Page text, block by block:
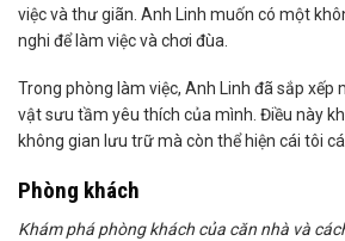
việc và thư giãn. Anh Linh muốn có một
nghi để làm việc và chơi đùa.
Trong phòng làm việc, Anh Linh đã sắp xếp
vật sưu tầm yêu thích của mình. Điều này
không gian lưu trữ mà còn thể hiện cái tôi
Phòng khách
Khám phá phòng khách của căn nhà và